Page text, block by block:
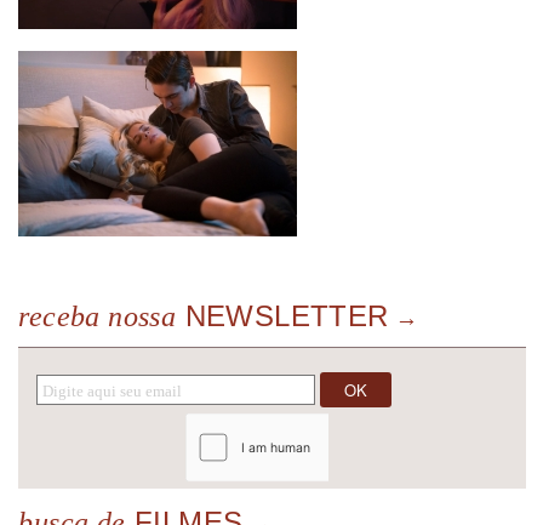
receba nossa NEWSLETTER